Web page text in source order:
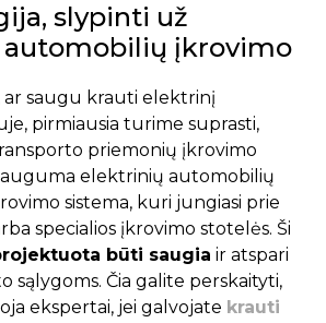
slypinti už
įkrovimo
ar saugu krauti elektrinį
pirmiausia turime suprasti,
priemonių įkrovimo
elektrinių automobilių
sistema, kuri jungiasi prie
specialios įkrovimo stotelės. Ši
būti saugia ir atspari
sąlygoms. Čia galite perskaityti,
ekspertai, jei galvojate krauti